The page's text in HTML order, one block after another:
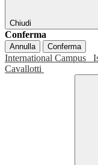
Chiudi
Conferma
Annulla Conferma
International Campus
Cavallotti